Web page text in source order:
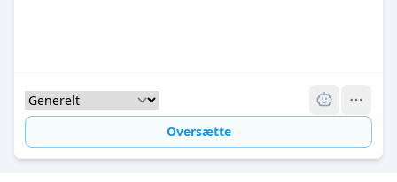
Oversætte